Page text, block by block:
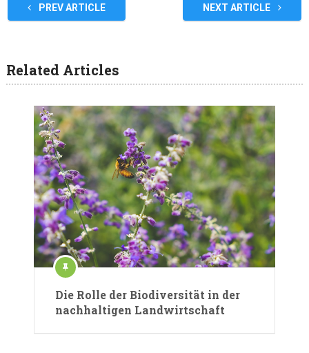
PREV ARTICLE NEXT ARTICLE
Related Articles
Die Rolle der Biodiversität in der
nachhaltigen Landwirtschaft